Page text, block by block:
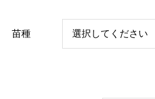
苗種